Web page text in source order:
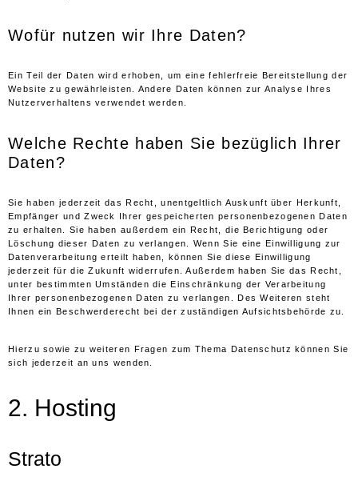
Wofür nutzen wir Ihre Daten?
Ein Teil der Daten wird erhoben, um eine fehlerfreie Bereitstellung der
Website zu gewährleisten. Andere Daten können zur Analyse Ihres
Nutzerverhaltens verwendet werden.
Welche Rechte haben Sie bezüglich Ihrer
Daten?
Sie haben jederzeit das Recht, unentgeltlich Auskunft über Herkunft,
Empfänger und Zweck Ihrer gespeicherten personenbezogenen Daten
zu erhalten. Sie haben außerdem ein Recht, die Berichtigung oder
Löschung dieser Daten zu verlangen. Wenn Sie eine Einwilligung zur
Datenverarbeitung erteilt haben, können Sie diese Einwilligung
jederzeit für die Zukunft widerrufen. Außerdem haben Sie das Recht,
unter bestimmten Umständen die Einschränkung der Verarbeitung
Ihrer personenbezogenen Daten zu verlangen. Des Weiteren steht
Ihnen ein Beschwerderecht bei der zuständigen Aufsichtsbehörde zu.
Hierzu sowie zu weiteren Fragen zum Thema Datenschutz können Sie
sich jederzeit an uns wenden.
2. Hosting
Strato